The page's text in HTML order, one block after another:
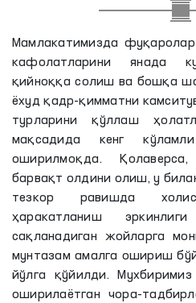
Мамлакатимизда
кафолатларини янада
қийноққа солиш ва бошқа
ёхуд қадр-қимматни
турларини қўллаш
мақсадида кенг
оширилмоқда.
барвақт олдини олиш, у
тезкор равишда
ҳаракатланиш
сақланадиган жойларга
мунтазам амалга ошириш
йўлга қўйилди.
оширилаётган чора-